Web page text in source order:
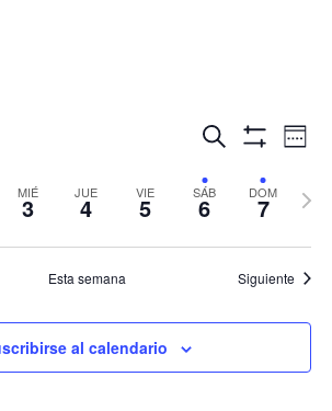
búsqueda
y
vistas
Buscar
de
de
MIÉ
3 JUE
4 VIE
5 SÁB
6 DOM
7
Esta semana Siguiente
al calendario